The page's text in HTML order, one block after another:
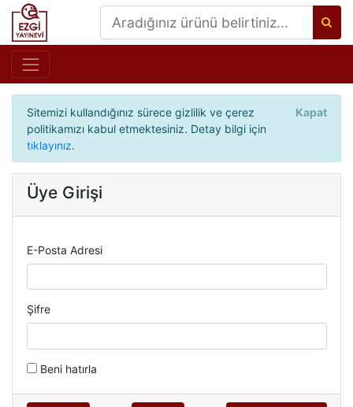
Sitemizi kullandığınız sürece gizlilik ve çerez
politikamızı kabul etmektesiniz. Detay bilgi için
tıklayınız.
Kapat
Üye Girişi
E-Posta Adresi
Şifre
Beni hatırla